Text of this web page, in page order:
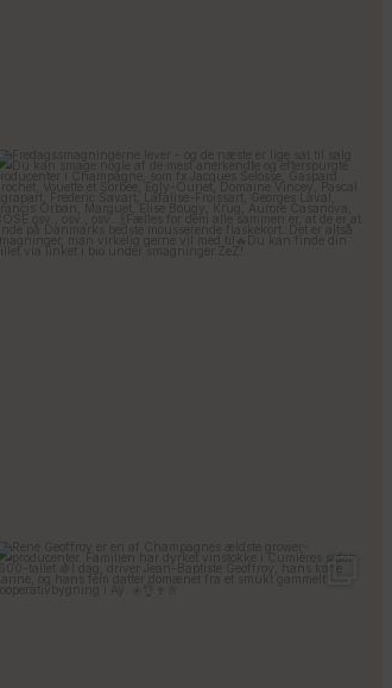
Fredagssmagningerne lever – og de næste er lige
René Geoffroy er en af Champagnes ældste...